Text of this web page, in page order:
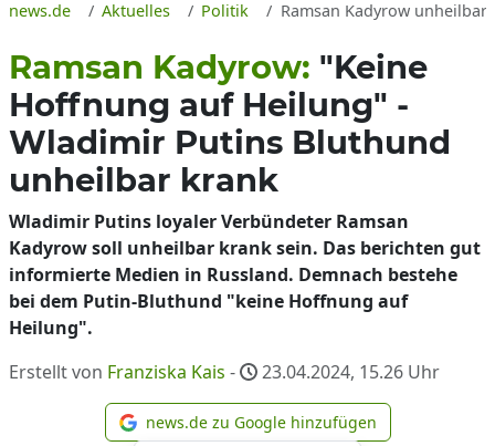
news.de Aktuelles Politik Ramsan Kadyrow
Ramsan Kadyrow: "Keine
Hoffnung auf Heilung" -
Wladimir Putins Bluthund
unheilbar krank
Wladimir Putins loyaler Verbündeter Ramsan
Kadyrow soll unheilbar krank sein. Das berichten gut
informierte Medien in Russland. Demnach bestehe
bei dem Putin-Bluthund "keine Hoffnung auf
Heilung".
Erstellt von Franziska Kais - 23.04.2024, 15.26 Uhr
news.de zu Google
news.de zu Google hinzufügen